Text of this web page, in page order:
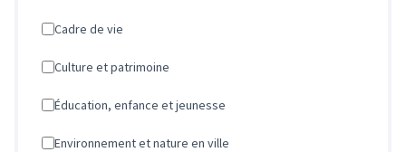
Cadre de vie
Culture et patrimoine
Éducation, enfance et jeunesse
Environnement et nature en ville